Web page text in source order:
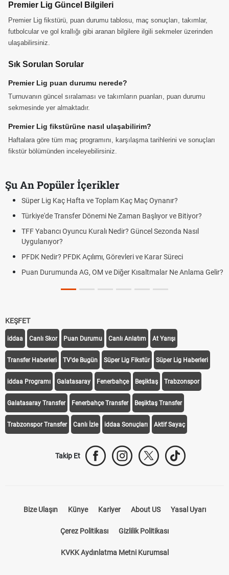
Premier Lig Güncel Bilgileri
Premier Lig fikstürü, puan durumu tablosu, maç sonuçları, takımlar,
futbolcular ve gol krallığı gibi aranan bilgilere ilgili sekmeler üzerinden
ulaşabilirsiniz.
Sık Sorulan Sorular
Premier Lig puan durumu nerede?
Turnuvanın güncel sıralaması ve takımların puanları, puan durumu
sekmesinde yer almaktadır.
Premier Lig fikstürüne nasıl ulaşabilirim?
Haftalara göre tüm maç programını, karşılaşma tarihlerini ve sonuçları
fikstür bölümünden inceleyebilirsiniz.
Şu An Popüler İçerikler
Süper Lig Kaç Hafta ve Toplam Kaç Maç Oynanır?
Türkiye'de Transfer Dönemi Ne Zaman Başlıyor ve Bitiyor?
TFF Yabancı Oyuncu Kuralı Nedir? Güncel Sezonda Nasıl
Uygulanıyor?
PFDK Nedir? PFDK Açılımı, Görevleri ve Karar Süreci
Puan Durumunda AG, OM ve Diğer Kısaltmalar Ne Anlama Gelir?
KEŞFET
iddaa Canlı Skor Puan Durumu Canlı Anlatım At Yarışı
Transfer Haberleri TV'de Bugün Süper Lig Fikstür Süper Lig Haberleri
iddaa Programı Galatasaray Fenerbahçe Beşiktaş Trabzonspor
Galatasaray Transfer Fenerbahçe Transfer Beşiktaş Transfer
Trabzonspor Transfer Canlı İzle iddaa Sonuçları Aktif Sayaç
Takip Et
Bize Ulaşın Künye Kariyer About US Yasal Uyarı
Çerez Politikası Gizlilik Politikası
KVKK Aydınlatma Metni Kurumsal